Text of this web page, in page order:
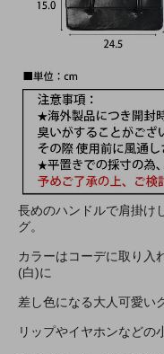
長めのハンドルで肩掛け
グ。
カラーはコーデに取り入
(白)に
差し色になる大人可愛い
リップやイヤホンなどの